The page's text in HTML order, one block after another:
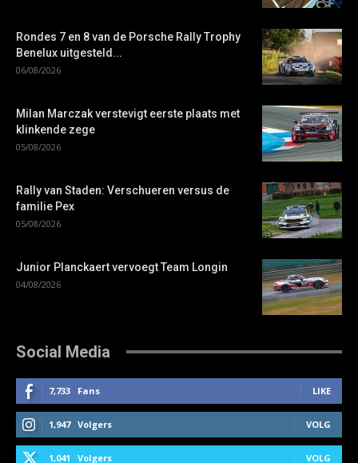
Rondes 7 en 8 van de Porsche Rally Trophy
Benelux uitgesteld...
06/08/2026
Milan Marczak verstevigt eerste plaats met
klinkende zege
05/08/2026
Rally van Staden: Verschueren versus de
familie Pex
05/08/2026
Junior Planckaert vervoegt Team Longin
04/08/2026
Social Media
7,733 Fans LIKE
1,947 Volgers VOLG
1,041 Volgers VOLG